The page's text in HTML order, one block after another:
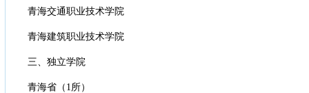
青海交通职业技术学院
青海建筑职业技术学院
三、独立学院
青海省（1所）